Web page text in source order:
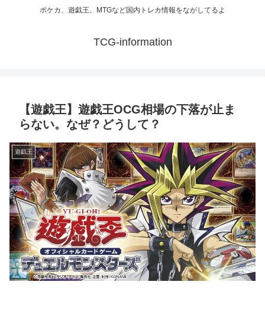
ポケカ、遊戯王、MTGなど国内トレカ情報をながしてるよ
TCG-information
【遊戯王】遊戯王OCG相場の下落が止ま
らない。なぜ？どうして？
遊戯王